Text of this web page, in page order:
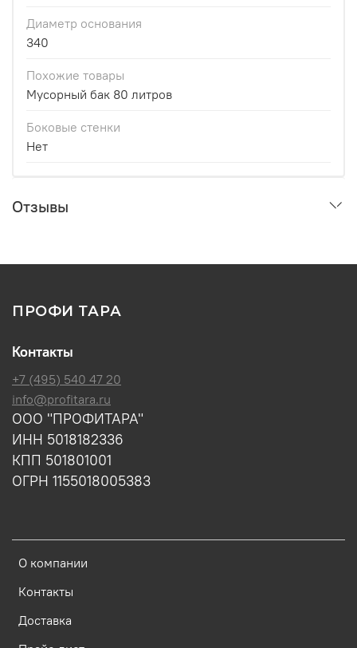
Диаметр основания
340
Похожие товары
Мусорный бак 80 литров
Боковые стенки
Нет
Отзывы
ПРОФИ ТАРА
О компании
Контакты
Доставка
Контакты
+7 (495) 540 47 20
info@profitara.ru
ООО "ПРОФИТАРА"
ИНН 5018182336
КПП 501801001
ОГРН 1155018005383